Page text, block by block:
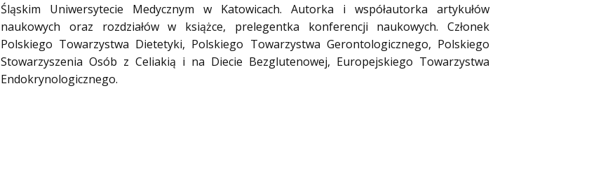
Śląskim Uniwersytecie Medycznym w Katowicach. Autorka i współautorka artykułów
naukowych oraz rozdziałów w książce, prelegentka konferencji naukowych. Członek
Polskiego Towarzystwa Dietetyki, Polskiego Towarzystwa Gerontologicznego, Polskiego
Stowarzyszenia Osób z Celiakią i na Diecie Bezglutenowej, Europejskiego Towarzystwa
Endokrynologicznego.